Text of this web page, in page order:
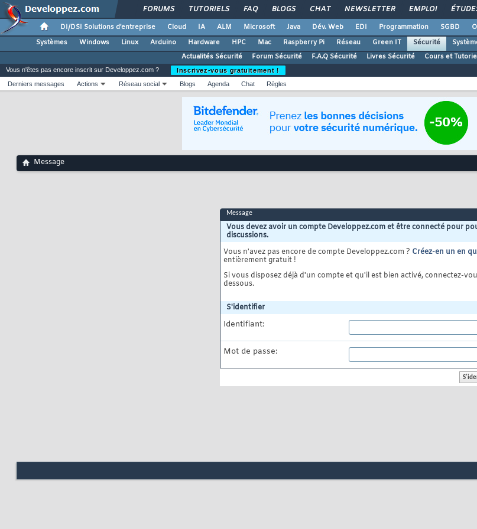
FORUMS TUTORIELS FAQ BLOGS CHAT NEWSLETTER EMPLOI
DI/DSI Solutions d'entreprise Cloud IA ALM Microsoft Java Dév. Web EDI Programmation SGBD
Systèmes
Windows Linux Arduino Hardware HPC Mac Raspberry Pi Réseau Green IT Sécurité
Actualités Sécurité
Forum Sécurité F.A.Q Sécurité Livres Sécurité Cours et
Vous n'êtes pas encore inscrit sur Developpez.com ?
Inscrivez-vous gratuitement !
Derniers messages
Actions Réseau social Blogs Agenda Chat Règles
Message
Message
Vous devez avoir un compte Developpez.com et être connecté pour
discussions.
Vous n'avez pas encore de compte Developpez.com ? Créez-en un en
entièrement gratuit !
Si vous disposez déjà d'un compte et qu'il est bien activé, connectez-
dessous.
S'identifier
Identifiant:
Mot de passe: